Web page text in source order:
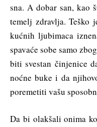
sna. A dobar san, kao
temelj zdravlja. Teško
kućnih ljubimaca
spavaće sobe samo
biti svestan činjenice
noćne buke i da
poremetiti vašu
Da bi olakšali onima